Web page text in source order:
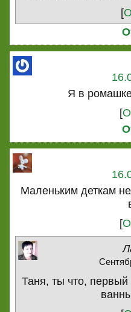
[
Я в
[
Маленьким деткам
[
Таня, ты что,